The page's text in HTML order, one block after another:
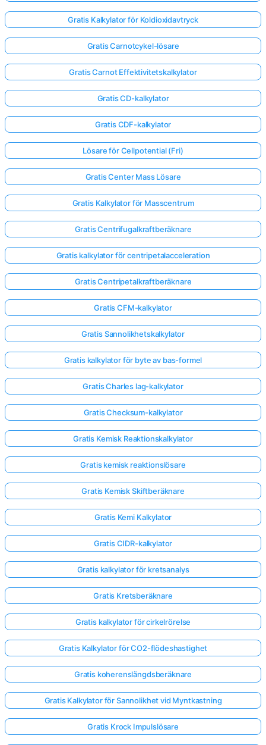
Gratis Kalkylator för Koldioxidavtryck
Gratis Carnotcykel-lösare
Gratis Carnot Effektivitetskalkylator
Gratis CD-kalkylator
Gratis CDF-kalkylator
Lösare för Cellpotential (Fri)
Gratis Center Mass Lösare
Gratis Kalkylator för Masscentrum
Gratis Centrifugalkraftberäknare
Gratis kalkylator för centripetalacceleration
Gratis Centripetalkraftberäknare
Gratis CFM-kalkylator
Gratis Sannolikhetskalkylator
Gratis kalkylator för byte av bas-formel
Gratis Charles lag-kalkylator
Gratis Checksum-kalkylator
Gratis Kemisk Reaktionskalkylator
Gratis kemisk reaktionslösare
Gratis Kemisk Skiftberäknare
Gratis Kemi Kalkylator
Gratis CIDR-kalkylator
Gratis kalkylator för kretsanalys
Gratis Kretsberäknare
Gratis kalkylator för cirkelrörelse
Gratis Kalkylator för CO2-flödeshastighet
Gratis koherenslängdsberäknare
Gratis Kalkylator för Sannolikhet vid Myntkastning
Gratis Krock Impulslösare